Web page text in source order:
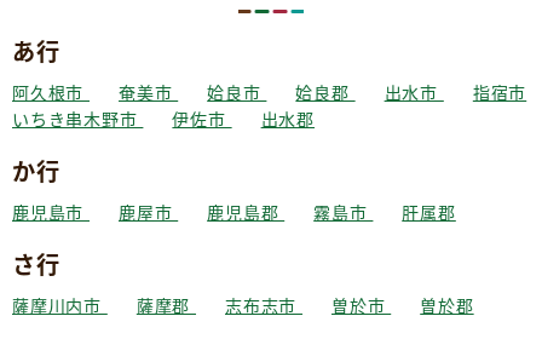
あ行
阿久根市 奄美市 姶良市 姶良郡 出水市
指宿市
いちき串木野市
伊佐市 出水郡
か行
鹿児島市 鹿屋市 鹿児島郡 霧島市 肝属郡
さ行
薩摩川内市 薩摩郡 志布志市 曽於市 曽於郡